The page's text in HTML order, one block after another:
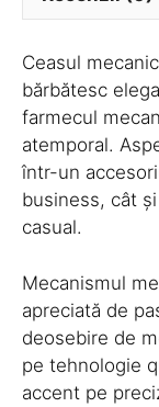
Ceasul
bărbătesc
farmecul
atemporal.
într-un
business, cât
casual.
Mecanismul
apreciată de
deosebire de
pe tehnologie
accent pe